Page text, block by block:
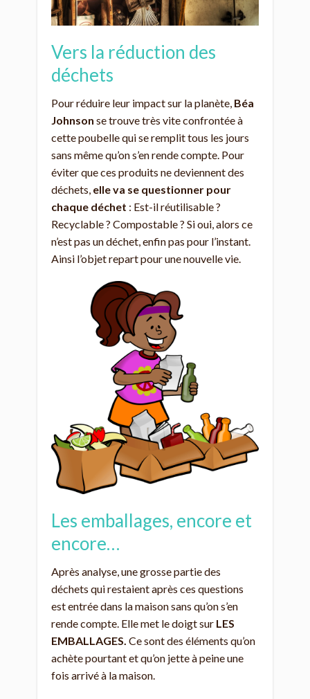
Vers la réduction des
déchets
Pour réduire leur impact sur la planète, Béa
Johnson se trouve très vite confrontée à
cette poubelle qui se remplit tous les jours
sans même qu’on s’en rende compte. Pour
éviter que ces produits ne deviennent des
déchets, elle va se questionner pour
chaque déchet : Est-il réutilisable ?
Recyclable ? Compostable ? Si oui, alors ce
n’est pas un déchet, enfin pas pour l’instant.
Ainsi l’objet repart pour une nouvelle vie.
Les emballages, encore et
encore…
Après analyse, une grosse partie des
déchets qui restaient après ces questions
est entrée dans la maison sans qu’on s’en
rende compte. Elle met le doigt sur LES
EMBALLAGES. Ce sont des éléments qu’on
achète pourtant et qu’on jette à peine une
fois arrivé à la maison.